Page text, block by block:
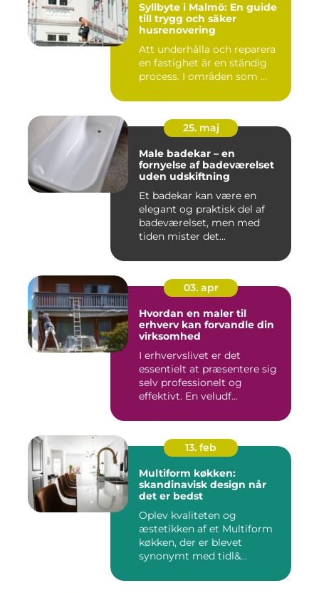
Syllbyte i Malmö: En guide
till trygg och säker
husrenovering
Att underhålla och reparera
en fastighet är en ständig
process. I områden som ...
25. maj
Male badekar – en
fornyelse af badeværelset
uden udskiftning
Et badekar kan være en
elegant og praktisk del af
badeværelset, men med
tiden mister det...
03. apr
Hvordan en maler til
erhverv kan forvandle din
virksomhed
I erhvervslivet er det
essentielt at præsentere sig
selv professionelt og
effektivt. En veludf...
13. feb
Multiform køkken:
skandinavisk design når
det er bedst
Oplev kvaliteten og
æstetikken af et Multiform
køkken, der er blevet
synonymt med tidl&...